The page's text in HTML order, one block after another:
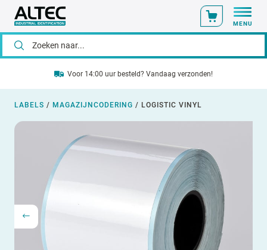
MENU
Voor 14:00 uur besteld? Vandaag verzonden!
LABELS / MAGAZIJNCODERING / LOGISTIC VINYL